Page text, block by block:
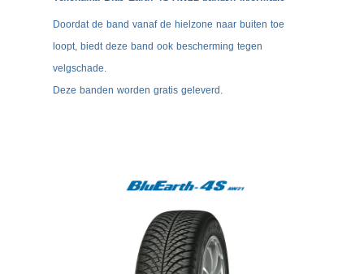
Doordat de band vanaf de hielzone naar buiten toe
loopt, biedt deze band ook bescherming tegen
velgschade.
Deze banden worden gratis geleverd.